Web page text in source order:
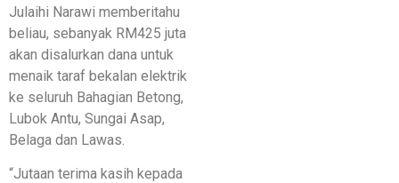
Julaihi Narawi memberitahu
beliau, sebanyak RM425 juta
akan disalurkan dana untuk
menaik taraf bekalan elektrik
ke seluruh Bahagian Betong,
Lubok Antu, Sungai Asap,
Belaga dan Lawas.
“Jutaan terima kasih kepada